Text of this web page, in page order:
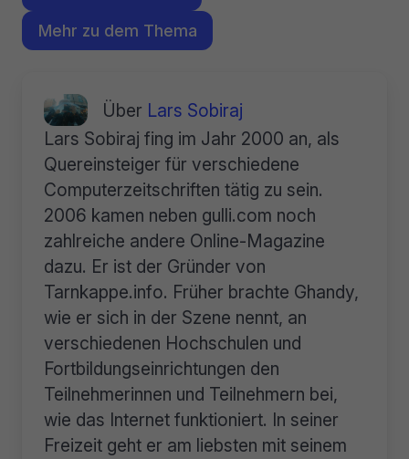
Mehr zu dem Thema
Über Lars Sobiraj
Lars Sobiraj fing im Jahr 2000 an, als
Quereinsteiger für verschiedene
Computerzeitschriften tätig zu sein.
2006 kamen neben gulli.com noch
zahlreiche andere Online-Magazine
dazu. Er ist der Gründer von
Tarnkappe.info. Früher brachte Ghandy,
wie er sich in der Szene nennt, an
verschiedenen Hochschulen und
Fortbildungseinrichtungen den
Teilnehmerinnen und Teilnehmern bei,
wie das Internet funktioniert. In seiner
Freizeit geht er am liebsten mit seinem